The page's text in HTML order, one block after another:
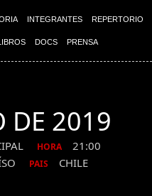
INTEGRANTES REPERTORIO
DOCS PRENSA
DE 2019
HORA 21:00
PAIS CHILE